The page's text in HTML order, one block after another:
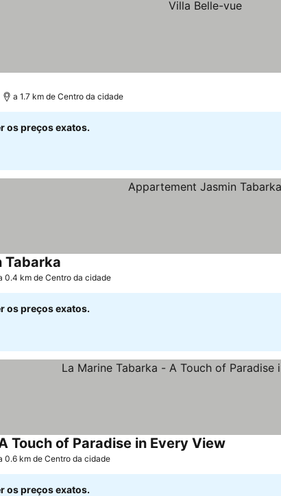
a 1.7 km de Centro da cidade
os preços exatos.
Tabarka
0.4 km de Centro da cidade
os preços exatos.
Touch of Paradise in Every View
0.6 km de Centro da cidade
os preços exatos.